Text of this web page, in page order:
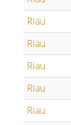
Riau
Riau
Riau
Riau
Riau